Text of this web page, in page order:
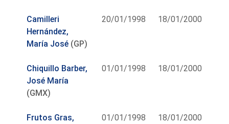
Camilleri
Hernández,
María José (GP)
20/01/1998 18/01/2000
Chiquillo Barber,
José María
(GMX)
01/01/1998 18/01/2000
Frutos Gras,
01/01/1998 18/01/2000